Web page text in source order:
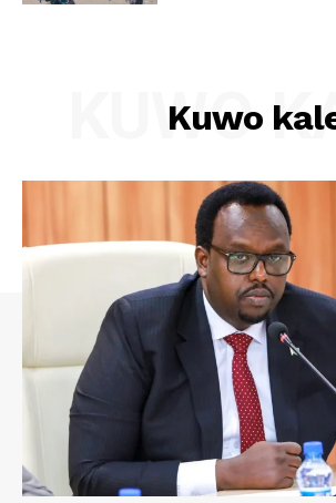
Kuwo
KUWO